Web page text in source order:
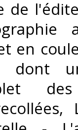
de
en
dont